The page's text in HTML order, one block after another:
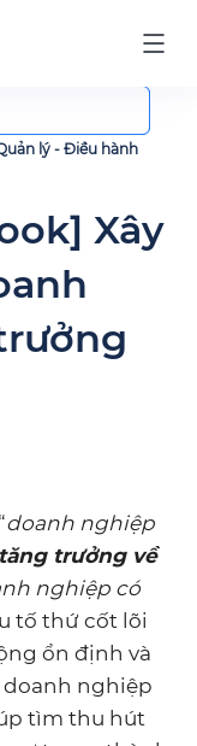
lý - Điều hành
Xây
doanh nghiệp
tăng trưởng về
nghiệp có
tố thứ cốt lõi
ổn định và
doanh nghiệp
tìm thu hút